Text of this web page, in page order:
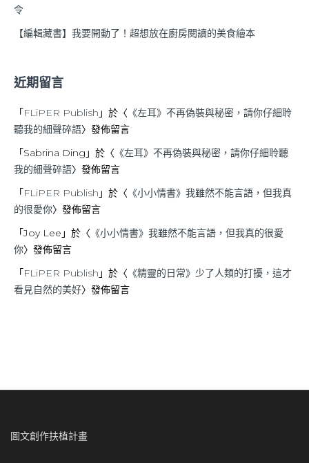
令
【編輯藏書】我要開動了！超想放在廚房閱讀的美食繪本
近期留言
「FLiPER Publish 」於〈 《左耳》不再偽裝與秘密，請你仔細聆
聽我的細聲碎語〉發佈留言
「Sabrina Ding 」於〈 《左耳》不再偽裝與秘密，請你仔細聆聽
我的細聲碎語〉發佈留言
「FLiPER Publish 」於〈 《小小情書》我雖然不能言語，但我真
的很愛你〉發佈留言
「Joy Lee 」於〈 《小小情書》我雖然不能言語，但我真的很愛
你〉發佈留言
「FLiPER Publish 」於〈 《精靈的日常》少了人類的打擾，這才
看見自然的美好〉發佈留言
圖文創作扶植計畫